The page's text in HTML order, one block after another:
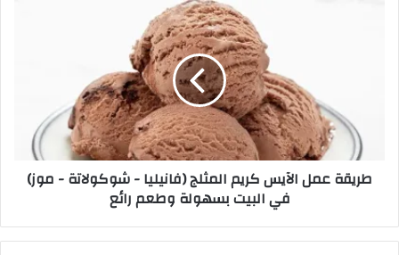
طريقة عمل الآيس كريم المثلج (فانيليا - شوكولاتة - موز)
في البيت بسهولة وطعم رائع